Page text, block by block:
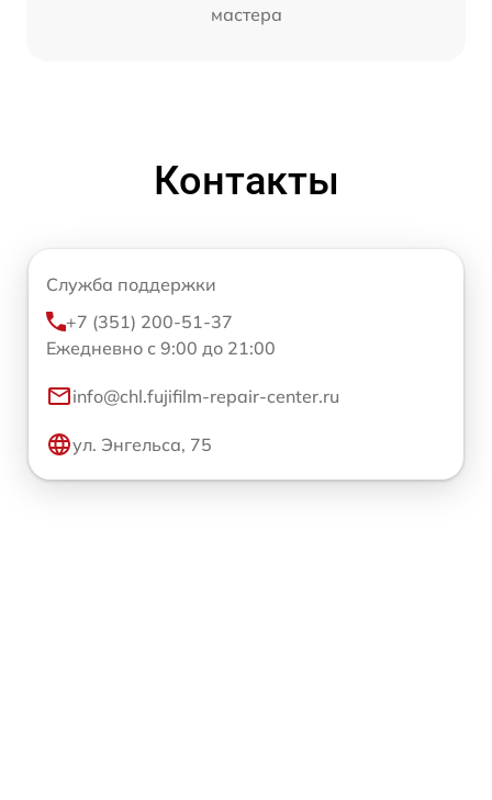
мастера
Контакты
Служба поддержки
+7 (351) 200-51-37
Ежедневно с 9:00 до 21:00
info@chl.fujifilm-repair-center.ru
ул. Энгельса, 75